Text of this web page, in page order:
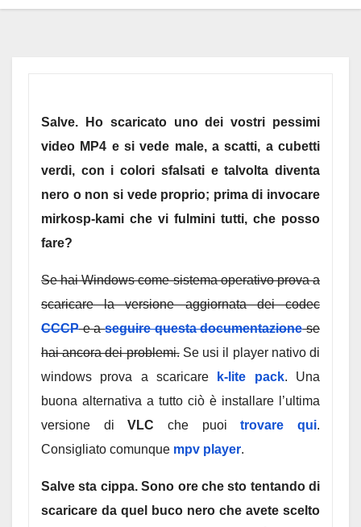
Salve. Ho scaricato uno dei vostri pessimi
video MP4 e si vede male, a scatti, a cubetti
verdi, con i colori sfalsati e talvolta diventa
nero o non si vede proprio; prima di invocare
mirkosp-kami che vi fulmini tutti, che posso
fare?
Se hai Windows come sistema operativo prova a
scaricare la versione aggiornata dei codec
CCCPe aseguire questa documentazionese
hai ancora dei problemi.Se usi il player nativo di
windows prova a scaricare
k-lite pack. Una
buona alternativa a tutto ciò è installare l’ultima
versione diVLC che puoitrovare qui.
Consigliato comunque mpv player.
Salve sta cippa. Sono ore che sto tentando di
scaricare da quel buco nero che avete scelto